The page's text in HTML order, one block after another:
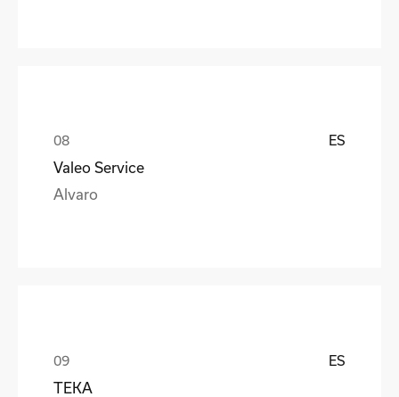
ES
Valeo Service
Alvaro
ES
TEKA